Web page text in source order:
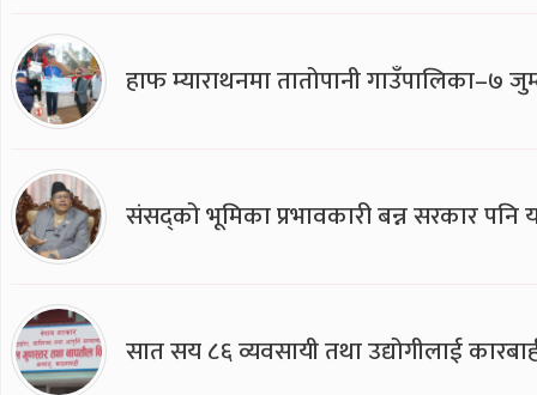
हाफ म्याराथनमा तातोपानी गाउँपालिका–७
संसद्को भूमिका प्रभावकारी बन्न सरकार पनि
सात सय ८६ व्यवसायी तथा उद्योगीलाई